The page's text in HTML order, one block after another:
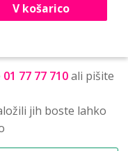
V košarico
01 77 77 710ali pišite
jih boste lahko